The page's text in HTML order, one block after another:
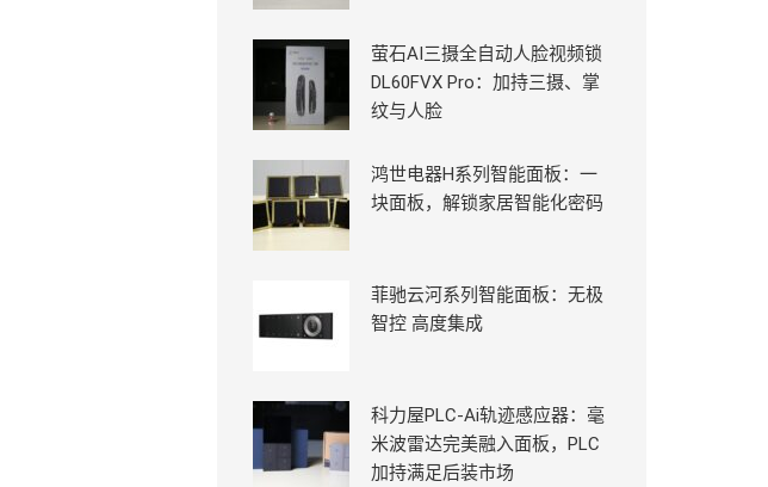
萤石AI三摄全自动人脸视频锁
DL60FVX Pro：加持三摄、掌
纹与人脸
鸿世电器H系列智能面板：一
块面板，解锁家居智能化密码
菲驰云河系列智能面板：无极
智控 高度集成
科力屋PLC-Ai轨迹感应器：毫
米波雷达完美融入面板，PLC
加持满足后装市场